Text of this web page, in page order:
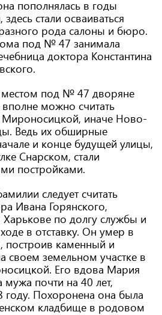
пополнялась в годы
стали осваиваться
рода салоны и бюро.
под № 47 занимала
доктора Константина
под № 47 дворяне
можно считать
иначе Ново-
Ведь их обширные
и конце будущей улицы,
Снарском, стали
постройками.
следует считать
Ивана Горянского,
Харькове по долгу службы и
в отставку. Он умер в
построив каменный и
своем земельном участке в
Его вдова Мария
почти на 40 лет,
году. Похоронена она была
кладбище в родовом